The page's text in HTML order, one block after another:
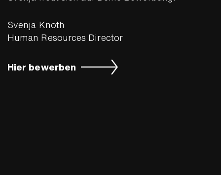
Svenja Knoth
Human Resources Director
Hier bewerben